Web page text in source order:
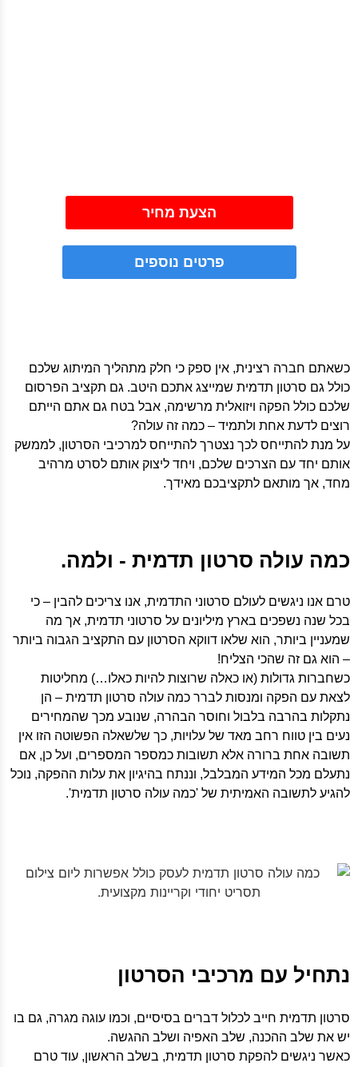
הצעת מחיר
פרטים נוספים
כשאתם חברה רצינית, אין ספק כי חלק מתהליך המיתוג שלכם
כולל גם סרטון תדמית שמייצג אתכם היטב. גם תקציב הפרסום
שלכם כולל הפקה ויזואלית מרשימה, אבל בטח גם אתם הייתם
רוצים לדעת אחת ולתמיד – כמה זה עולה?
על מנת להתייחס לכך נצטרך להתייחס למרכיבי הסרטון, לממשק
אותם יחד עם הצרכים שלכם, ויחד ליצוק אותם לסרט מרהיב
מחד, אך מותאם לתקציבכם מאידך.
כמה עולה סרטון תדמית - ולמה.
טרם אנו ניגשים לעולם סרטוני התדמית, אנו צריכים להבין – כי
בכל שנה נשפכים בארץ מיליונים על סרטוני תדמית, אך מה
שמעניין ביותר, הוא שלאו דווקא הסרטון עם התקציב הגבוה ביותר
– הוא גם זה שהכי הצליח!
כשחברות גדולות (או כאלה שרוצות להיות כאלו…) מחליטות
לצאת עם הפקה ומנסות לברר כמה עולה סרטון תדמית – הן
נתקלות בהרבה בלבול וחוסר הבהרה, שנובע מכך שהמחירים
נעים בין טווח רחב מאד של עלויות, כך שלשאלה הפשוטה הזו אין
תשובה אחת ברורה אלא תשובות כמספר המספרים, ועל כן, אם
נתעלם מכל המידע המבלבל, וננתח בהיגיון את עלות ההפקה, נוכל
להגיע לתשובה האמיתית של 'כמה עולה סרטון תדמית'.
נתחיל עם מרכיבי הסרטון
סרטון תדמית חייב לכלול דברים בסיסיים, וכמו עוגה מגרה, גם בו
יש את שלב ההכנה, שלב האפיה ושלב ההגשה.
כאשר ניגשים להפקת סרטון תדמית, בשלב הראשון, עוד טרם